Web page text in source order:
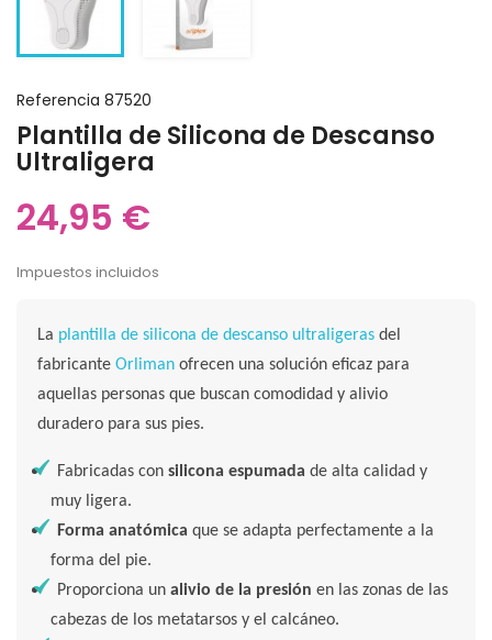
Referencia 87520
Plantilla de Silicona de Descanso
Ultraligera
24,95 €
Impuestos incluidos
La plantilla de silicona de descanso ultraligeras del
fabricanteOrliman ofrecen una solución eficaz para
aquellas personas que buscan comodidad y alivio
duradero para sus pies.
Fabricadas consilicona espumada de alta calidad y
muy ligera.
Forma anatómica que se adapta perfectamente a la
forma del pie.
Proporciona unalivio de la presión en las zonas de las
cabezas de los metatarsos y el calcáneo.